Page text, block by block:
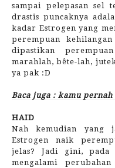
sampai pelepasan sel
drastis puncaknya
kadar Estrogen yang
perempuan
dipastikan
marahlah, bête-lah,
ya pak :D
Baca juga : kamu
HAID
Nah kemudian yang
Estrogen naik
jelas? Jadi gini, pada
mengalami